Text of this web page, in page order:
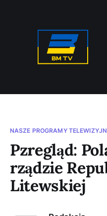
NASZE PROGRAMY
Pzregląd:
rządzie
Litewskiej